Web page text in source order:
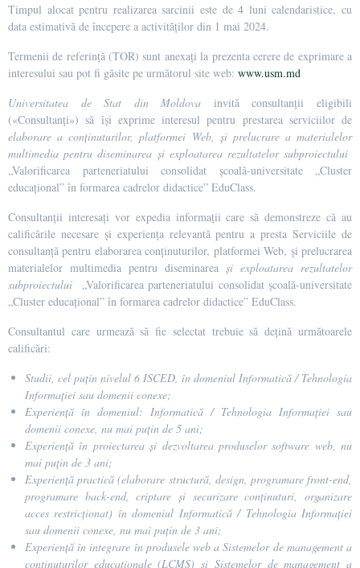
Timpul alocat pentru realizarea sarcinii este de 4 luni calendaristice, cu
data estimativă de începere a activităților din 1 mai 2024.
Termenii de referință (TOR) sunt anexați la prezenta cerere de exprimare a
interesului sau pot fi găsite pe următorul site web: www.usm.md
Universitatea de Stat din Moldova invită consultanții eligibili
(«Consultanți») să își exprime interesul pentru prestarea serviciilor de
elaborare a conținuturilor, platformei Web, și prelucrare a materialelor
multimedia pentru diseminarea și exploatarea rezultatelor subproiectului
„Valorificarea parteneriatului consolidat școală-universitate „Cluster
educațional” în formarea cadrelor didactice” EduClass.
Consultanții interesați vor expedia informații care să demonstreze că au
calificările necesare și experiența relevantă pentru a presta Serviciile de
consultanță pentru elaborarea conținuturilor, platformei Web, și prelucrarea
materialelor multimedia pentru diseminarea și exploatarea rezultatelor
subproiectului „Valorificarea parteneriatului consolidat școală-universitate
„Cluster educațional” în formarea cadrelor didactice” EduClass.
Consultantul care urmează să fie selectat trebuie să dețină următoarele
calificări:
Studii, cel puțin nivelul 6 ISCED, în domeniul Informatică / Tehnologia
Informației sau domenii conexe;
Experiență în domeniul: Informatică / Tehnologia Informației sau
domenii conexe, nu mai puțin de 5 ani;
Experiență în proiectarea și dezvoltarea produselor software web, nu
mai puțin de 3 ani;
Experiență practică (elaborare structură, design, programare front-end,
programare back-end, criptare și securizare conținuturi, organizare
acces restricționat) în domeniul Informatică / Tehnologia Informației
sau domenii conexe, nu mai puțin de 3 ani;
Experiență în integrare în produsele web a Sistemelor de management a
conținuturilor educaționale (LCMS) și Sistemelor de management a